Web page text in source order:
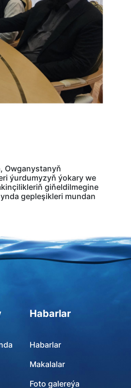
Owganystanyň
ýurdumyzyň ýokary we
giňeldilmegine
gepleşikleri mundan
Habarlar
Habarlar
Makalalar
Foto galereýa